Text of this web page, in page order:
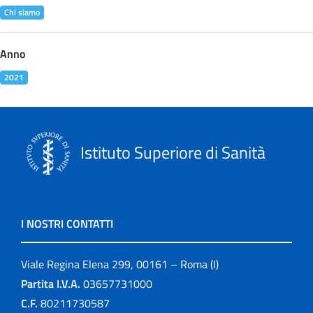
Chi siamo
Anno
2021
Istituto Superiore di Sanità
I NOSTRI CONTATTI
Viale Regina Elena 299, 00161 – Roma (I)
Partita I.V.A. 03657731000
C.F. 80211730587